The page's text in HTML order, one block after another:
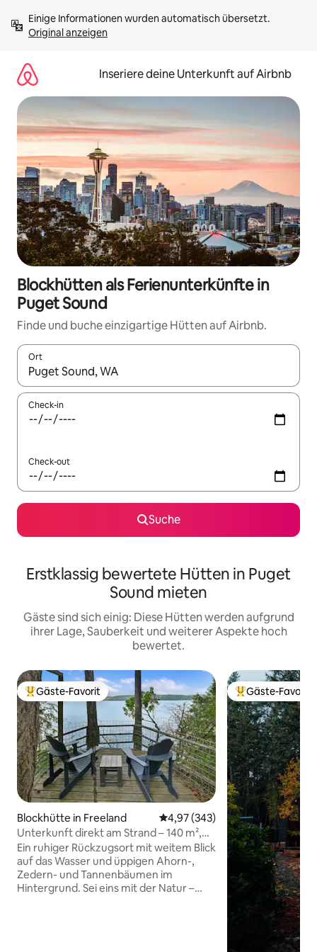
Inhalten
springenOriginal anzeigen
Inseriere deine Unterkunft auf Airbnb
Blockhütten als Ferienunterkünfte in
Puget Sound
Finde und buche einzigartige Hütten auf Airbnb.
Ort
Wenn Ergebnisse verfügbar sind, navigiere mit den
Check-in
Check-out
Suche
Erstklassig bewertete Hütten in Puget
Sound mieten
Gäste sind sich einig: Diese Hütten werden aufgrund
ihrer Lage, Sauberkeit und weiterer Aspekte hoch
bewertet.
Beliebter Gäste-Favorit.
Gäste-Favorit
Blockhütte in Freeland Durchschnittliche Bewertung:
4,97 (343)
Unterkunft direkt am Strand – 140 m²,
2 Schlafzimmer + Kunstatelier
Ein ruhiger Rückzugsort mit weitem Blick
auf das Wasser und üppigen Ahorn-,
Zedern- und Tannenbäumen im
Hintergrund. Sei eins mit der Natur –
Beliebter Gäste-
Gäste-Favorit